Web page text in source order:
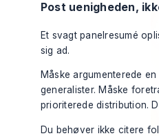
Post uenigheden,
Et svagt panelresumé
sig ad.
Måske argumenterede
generalister. Måske
prioriterede distribution.
Du behøver ikke citere